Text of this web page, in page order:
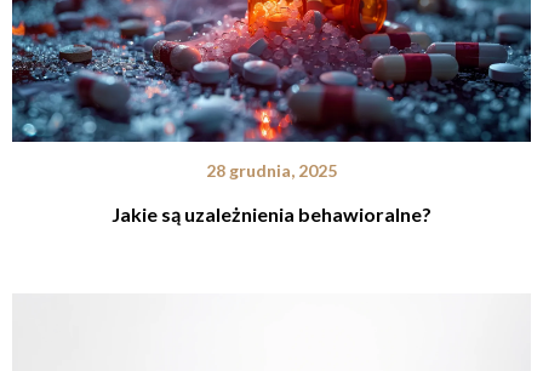
28 grudnia, 2025
Jakie są uzależnienia behawioralne?